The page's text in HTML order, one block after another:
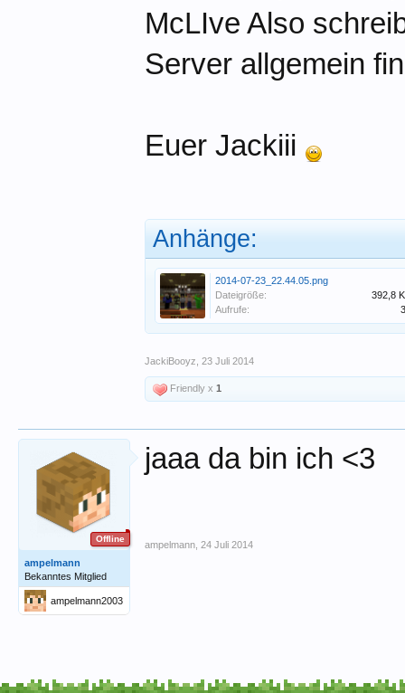
McLIve Also
Server allgemein
Euer Jackiii
Anhänge:
2014-07-23_22.44.05.png
Dateigröße:
392,8
Aufrufe:
JackiBooyz 23 Juli 2014
Friendly x 1
Offline
ampelmann
Bekanntes Mitglied
ampelmann2003
jaaa da bin ich <3
ampelmann 24 Juli 2014